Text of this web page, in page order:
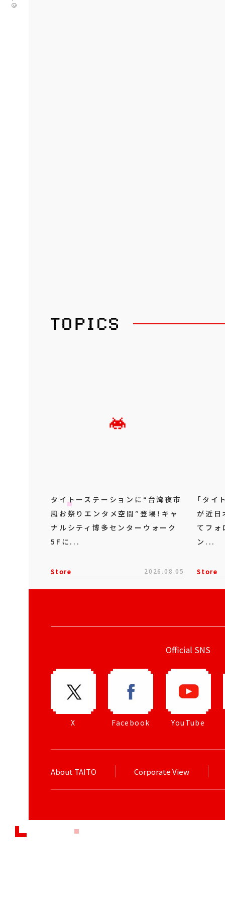
タイトーステーションに“台湾夜市
風お祭りエンタメ空間”登場！キャ
ナルシティ博多センターウォーク
5Fに...
Store 2026.08.05
「タイ
が近日
てフォ
ン...
Store
Official SNS
X Facebook YouTube
About TAITO Corporate View